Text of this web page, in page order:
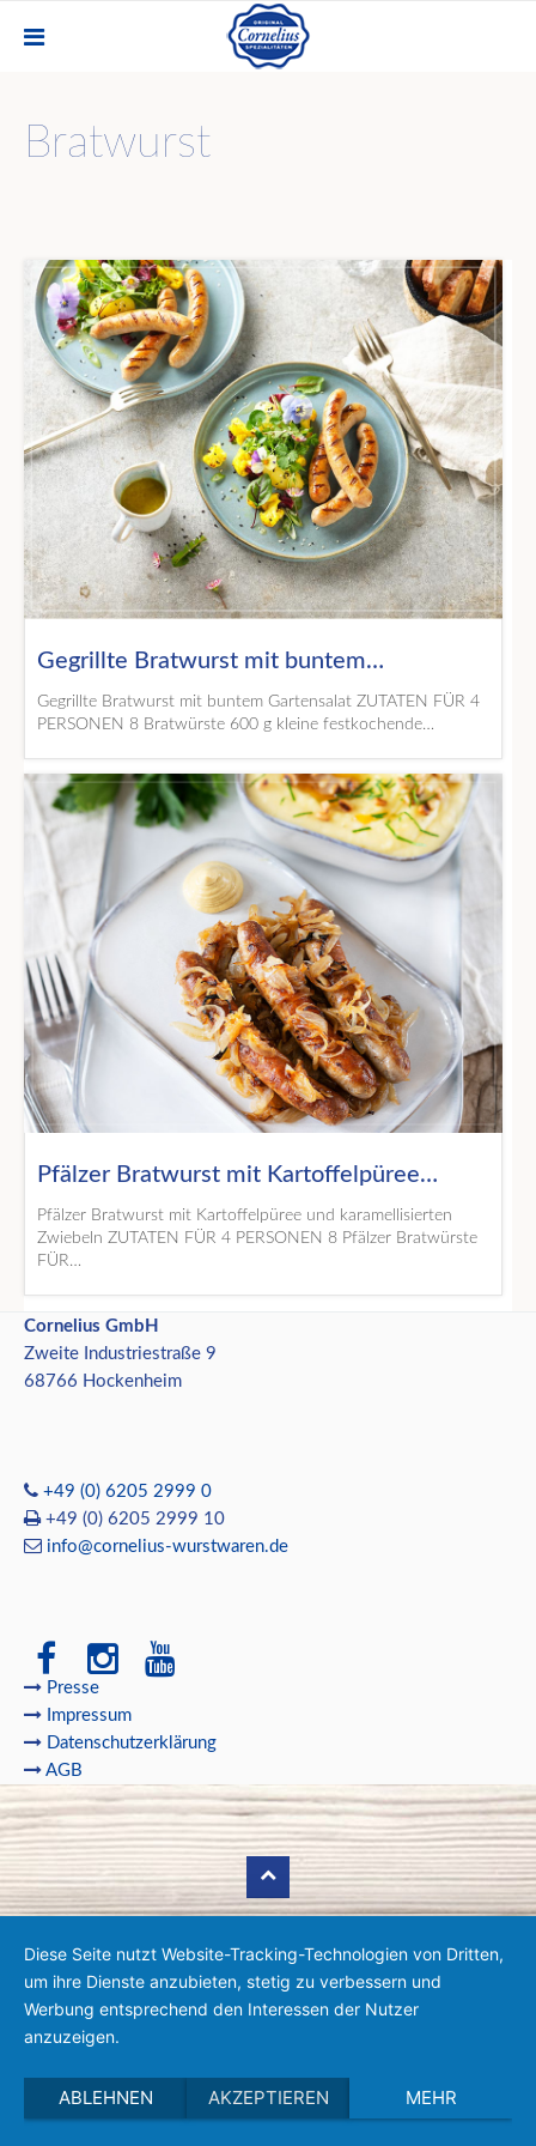
Bratwurst
Gegrillte Bratwurst mit buntem…
Gegrillte Bratwurst mit buntem Gartensalat ZUTATEN FÜR 4
PERSONEN 8 Bratwürste 600 g kleine festkochende…
Pfälzer Bratwurst mit Kartoffelpüree…
Pfälzer Bratwurst mit Kartoffelpüree und karamellisierten
Zwiebeln ZUTATEN FÜR 4 PERSONEN 8 Pfälzer Bratwürste
FÜR…
Cornelius GmbH
Zweite Industriestraße 9
68766 Hockenheim
+49 (0) 6205 2999 0
+49 (0) 6205 2999 10
info@cornelius-wurstwaren.de
Presse
Impressum
Datenschutzerklärung
AGB
Diese Seite nutzt Website-Tracking-Technologien von Dritten,
um ihre Dienste anzubieten, stetig zu verbessern und
Werbung entsprechend den Interessen der Nutzer
anzuzeigen.
ABLEHNEN AKZEPTIEREN MEHR